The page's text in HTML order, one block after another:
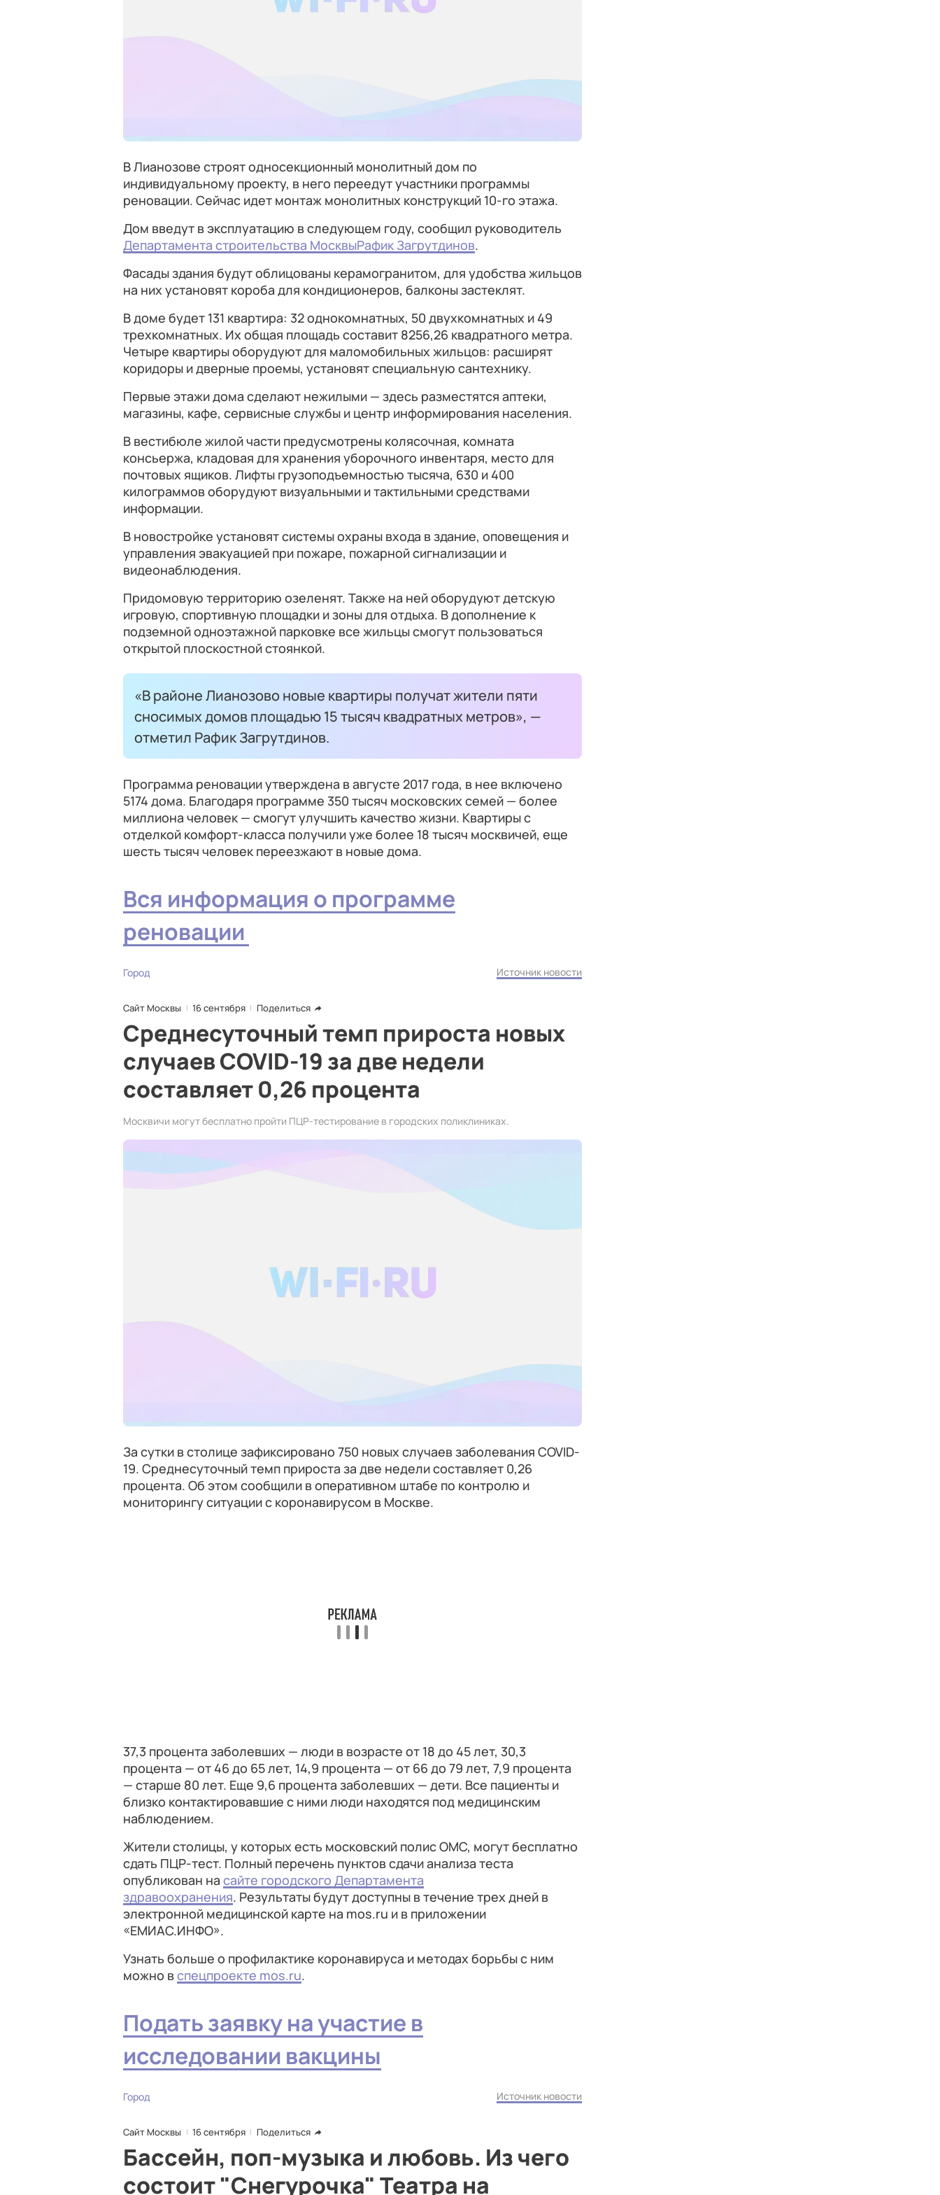
В Лианозове строят односекционный монолитный дом по
индивидуальному проекту, в него переедут участники программы
реновации. Сейчас идет монтаж монолитных конструкций 10-го этажа.
Дом введут в эксплуатацию в следующем году, сообщил руководитель
Департамента строительства МосквыРафик Загрутдинов.
Фасады здания будут облицованы керамогранитом, для удобства жильцов
на них установят короба для кондиционеров, балконы застеклят.
В доме будет 131 квартира: 32 однокомнатных, 50 двухкомнатных и 49
трехкомнатных. Их общая площадь составит 8256,26 квадратного метра.
Четыре квартиры оборудуют для маломобильных жильцов: расширят
коридоры и дверные проемы, установят специальную сантехнику.
Первые этажи дома сделают нежилыми — здесь разместятся аптеки,
магазины, кафе, сервисные службы и центр информирования населения.
В вестибюле жилой части предусмотрены колясочная, комната
консьержа, кладовая для хранения уборочного инвентаря, место для
почтовых ящиков. Лифты грузоподъемностью тысяча, 630 и 400
килограммов оборудуют визуальными и тактильными средствами
информации.
В новостройке установят системы охраны входа в здание, оповещения и
управления эвакуацией при пожаре, пожарной сигнализации и
видеонаблюдения.
Придомовую территорию озеленят. Также на ней оборудуют детскую
игровую, спортивную площадки и зоны для отдыха. В дополнение к
подземной одноэтажной парковке все жильцы смогут пользоваться
открытой плоскостной стоянкой.
«В районе Лианозово новые квартиры получат жители пяти
сносимых домов площадью 15 тысяч квадратных метров», —
отметил Рафик Загрутдинов.
Программа реновации утверждена в августе 2017 года, в нее включено
5174 дома. Благодаря программе 350 тысяч московских семей — более
миллиона человек — смогут улучшить качество жизни. Квартиры с
отделкой комфорт-класса получили уже более 18 тысяч москвичей, еще
шесть тысяч человек переезжают в новые дома.
Вся информация о программе
реновации
Город Источник новости
Сайт Москвы 16 сентября Поделиться
Среднесуточный темп прироста новых
случаев COVID-19 за две недели
составляет 0,26 процента
Москвичи могут бесплатно пройти ПЦР-тестирование в городских поликлиниках.
За сутки в столице зафиксировано 750 новых случаев заболевания COVID-
19. Среднесуточный темп прироста за две недели составляет 0,26
процента. Об этом сообщили в оперативном штабе по контролю и
мониторингу ситуации с коронавирусом в Москве.
37,3 процента заболевших — люди в возрасте от 18 до 45 лет, 30,3
процента — от 46 до 65 лет, 14,9 процента — от 66 до 79 лет, 7,9 процента
— старше 80 лет. Еще 9,6 процента заболевших — дети. Все пациенты и
близко контактировавшие с ними люди находятся под медицинским
наблюдением.
Жители столицы, у которых есть московский полис ОМС, могут бесплатно
сдать ПЦР-тест. Полный перечень пунктов сдачи анализа теста
опубликован на сайте городского Департамента
здравоохранения. Результаты будут доступны в течение трех дней в
электронной медицинской карте на mos.ru и в приложении
«ЕМИАС.ИНФО».
Узнать больше о профилактике коронавируса и методах борьбы с ним
можно вспецпроекте mos.ru.
Подать заявку на участие в
исследовании вакцины
Город Источник новости
Сайт Москвы 16 сентября Поделиться
Бассейн, поп-музыка и любовь. Из чего
состоит "Снегурочка" Театра на